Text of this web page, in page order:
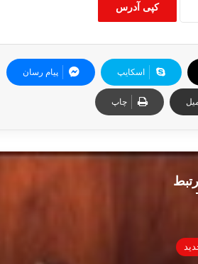
کپی آدرس
اسکایپ پیام رسان
چاپ